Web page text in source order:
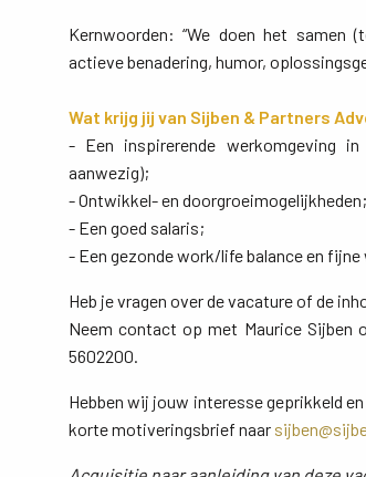
Kernwoorden: “We doen het samen
actieve benadering, humor,
Wat krijg jij van Sijben & Partners
- Een inspirerende werkomgeving in
aanwezig);
- Ontwikkel- en doorgroeimogelijkheden;
- Een goed salaris;
- Een gezonde work/life balance en
Heb je vragen over de vacature of de
Neem contact op met Maurice Sijben
5602200.
Hebben wij jouw interesse geprikkeld
korte motiveringsbrief naar